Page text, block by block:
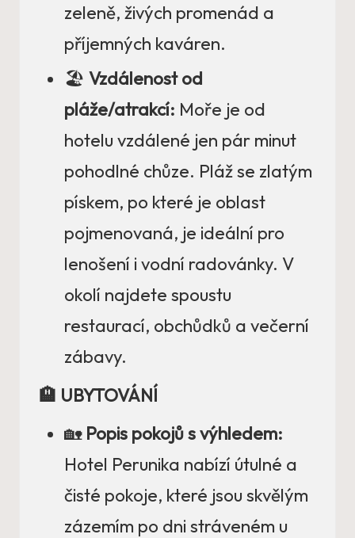
zeleně, živých promenád a
příjemných kaváren.
🏖️ Vzdálenost od
pláže/atrakcí: Moře je od
hotelu vzdálené jen pár minut
pohodlné chůze. Pláž se zlatým
pískem, po které je oblast
pojmenovaná, je ideální pro
lenošení i vodní radovánky. V
okolí najdete spoustu
restaurací, obchůdků a večerní
zábavy.
🏨 UBYTOVÁNÍ
🏡 Popis pokojů s výhledem:
Hotel Perunika nabízí útulné a
čisté pokoje, které jsou skvělým
zázemím po dni stráveném u